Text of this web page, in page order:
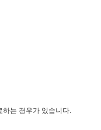
하는 경우가 있습니다.